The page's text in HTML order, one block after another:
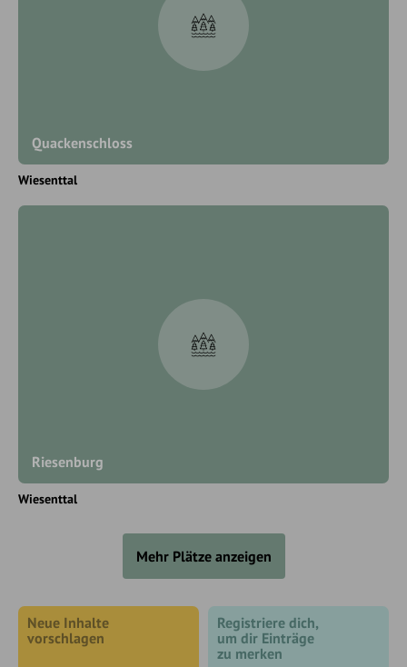
Quackenschloss
Wiesenttal
Riesenburg
Wiesenttal
Mehr Plätze anzeigen
Neue Inhalte
vorschlagen
Registriere dich,
um dir Einträge
zu merken